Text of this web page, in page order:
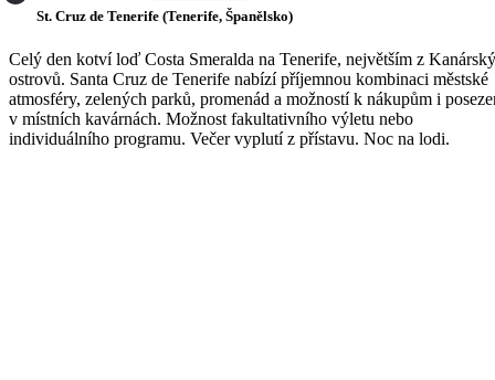
St. Cruz de Tenerife (Tenerife, Španělsko)
Celý den kotví loď Costa Smeralda na Tenerife, největším z
ostrovů. Santa Cruz de Tenerife nabízí příjemnou kombinaci městské
atmosféry, zelených parků, promenád a možností k nákupům i
v místních kavárnách. Možnost fakultativního výletu nebo
individuálního programu. Večer vyplutí z přístavu. Noc na lodi.